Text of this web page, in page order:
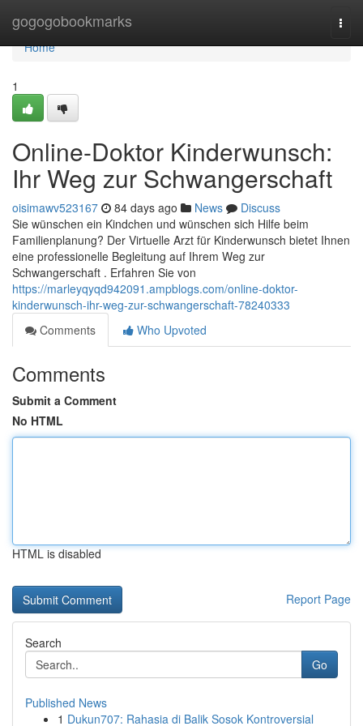
gogogobookmarks
Home
Home
1
Online-Doktor Kinderwunsch:
Ihr Weg zur Schwangerschaft
oisimawv523167 84 days ago News
Discuss
Sie wünschen ein Kindchen und wünschen sich Hilfe beim
Familienplanung? Der Virtuelle Arzt für Kinderwunsch bietet Ihnen
eine professionelle Begleitung auf Ihrem Weg zur
Schwangerschaft . Erfahren Sie von
https://marleyqyqd942091.ampblogs.com/online-doktor-
kinderwunsch-ihr-weg-zur-schwangerschaft-78240333
Comments
Who Upvoted
Comments
Submit a Comment
No HTML
HTML is disabled
Report Page
Search
Go
Published News
1 Dukun707: Rahasia di Balik Sosok Kontroversial